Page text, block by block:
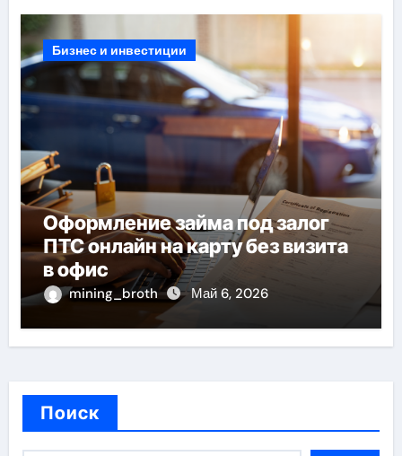
Бизнес и инвестиции
Оформление займа под залог
ПТС онлайн на карту без визита
в офис
mining_broth Май 6, 2026
Поиск